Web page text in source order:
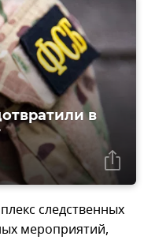
в
следственных
мероприятий,